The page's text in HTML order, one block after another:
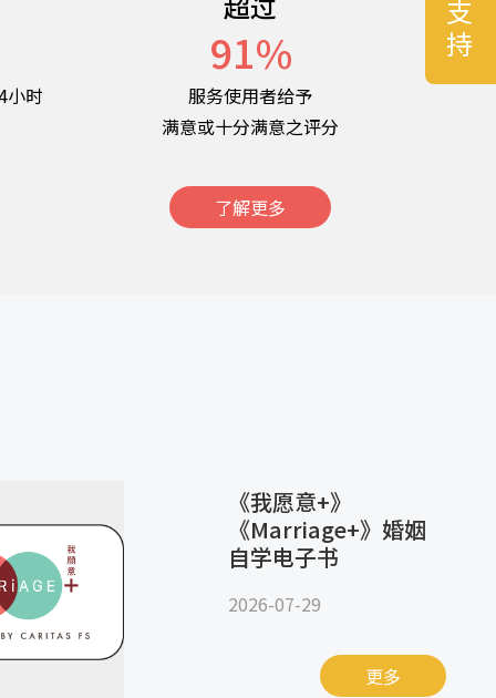
小时
91%
服务使用者给予
满意或十分满意之评分
了解更多
《我愿意+》
《Marriage+》婚姻
自学电子书
2026-07-29
更多